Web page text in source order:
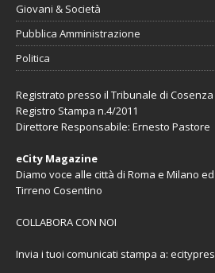
Giovani & Società
Pubblica Amministrazione
Politica
Registrato presso il Tribunale di Cosenza
Registro Stampa n.4/2011
Direttore Responsabile: Ernesto Pastore
eCity Magazine
Diamo voce alle città di Roma e Milano
Tirreno Cosentino
COLLABORA CON NOI
Invia i tuoi comunicati stampa a: